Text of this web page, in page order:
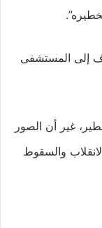
إلى المستشفى
غير أن الصور
والسقوط